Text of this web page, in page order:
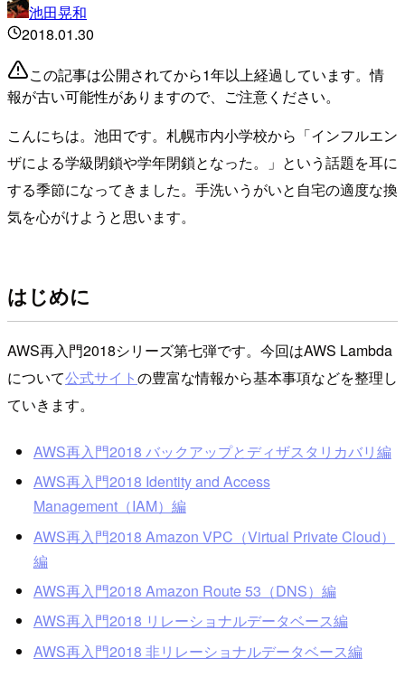
池田晃和
2018.01.30
この記事は公開されてから1年以上経過しています。情
報が古い可能性がありますので、ご注意ください。
こんにちは。池田です。札幌市内小学校から「インフルエン
ザによる学級閉鎖や学年閉鎖となった。」という話題を耳に
する季節になってきました。手洗いうがいと自宅の適度な換
気を心がけようと思います。
はじめに
AWS再入門2018シリーズ第七弾です。今回はAWS Lambda
について公式サイトの豊富な情報から基本事項などを整理し
ていきます。
AWS再入門2018 バックアップとディザスタリカバリ編
AWS再入門2018 Identity and Access
Management（IAM）編
AWS再入門2018 Amazon VPC（Virtual Private Cloud）
編
AWS再入門2018 Amazon Route 53（DNS）編
AWS再入門2018 リレーショナルデータベース編
AWS再入門2018 非リレーショナルデータベース編